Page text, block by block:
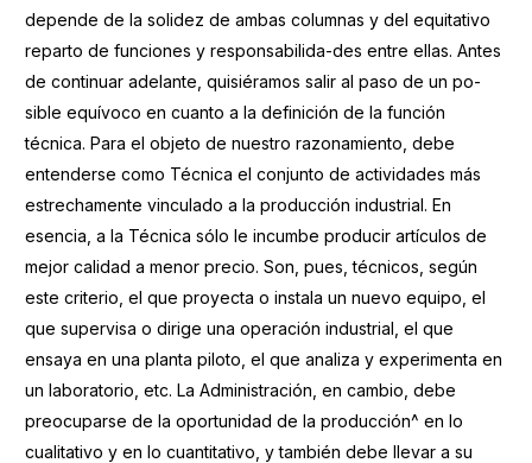
depende de la solidez de ambas columnas y del equitativo
reparto de funciones y responsabilida-des entre ellas. Antes
de continuar adelante, quisiéramos salir al paso de un po-
sible equívoco en cuanto a la definición de la función
técnica. Para el objeto de nuestro razonamiento, debe
entenderse como Técnica el conjunto de actividades más
estrechamente vinculado a la producción industrial. En
esencia, a la Técnica sólo le incumbe producir artículos de
mejor calidad a menor precio. Son, pues, técnicos, según
este criterio, el que proyecta o instala un nuevo equipo, el
que supervisa o dirige una operación industrial, el que
ensaya en una planta piloto, el que analiza y experimenta en
un laboratorio, etc. La Administración, en cambio, debe
preocuparse de la oportunidad de la producción^ en lo
cualitativo y en lo cuantitativo, y también debe llevar a su